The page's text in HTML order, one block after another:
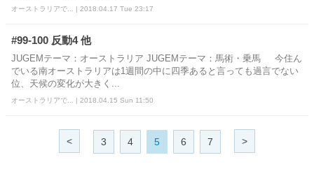
オーストラリアで... | 2018.04.17 Tue 23:17
#99-100 反動4 他
JUGEMテーマ：オーストラリア JUGEMテーマ：馬術・乗馬 今住ん
でいる南オーストラリアは1週間の中に四季あると言っても過言でない
位、天候の変化が大きく...
オーストラリアで... | 2018.04.15 Sun 11:50
< 3 4 5 6 7 >